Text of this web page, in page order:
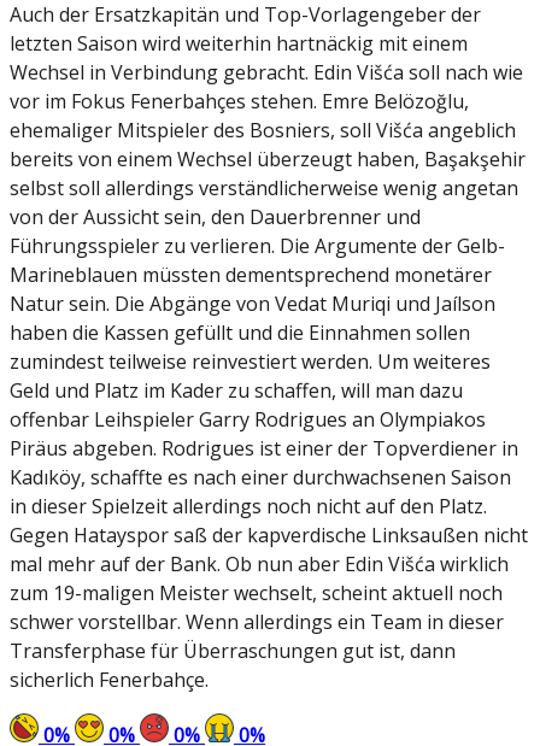
Auch der Ersatzkapitän und Top-Vorlagengeber der
letzten Saison wird weiterhin hartnäckig mit einem
Wechsel in Verbindung gebracht. Edin Višća soll nach wie
vor im Fokus Fenerbahçes stehen. Emre Belözoğlu,
ehemaliger Mitspieler des Bosniers, soll Višća angeblich
bereits von einem Wechsel überzeugt haben, Başakşehir
selbst soll allerdings verständlicherweise wenig angetan
von der Aussicht sein, den Dauerbrenner und
Führungsspieler zu verlieren. Die Argumente der Gelb-
Marineblauen müssten dementsprechend monetärer
Natur sein. Die Abgänge von Vedat Muriqi und Jaílson
haben die Kassen gefüllt und die Einnahmen sollen
zumindest teilweise reinvestiert werden. Um weiteres
Geld und Platz im Kader zu schaffen, will man dazu
offenbar Leihspieler Garry Rodrigues an Olympiakos
Piräus abgeben. Rodrigues ist einer der Topverdiener in
Kadıköy, schaffte es nach einer durchwachsenen Saison
in dieser Spielzeit allerdings noch nicht auf den Platz.
Gegen Hatayspor saß der kapverdische Linksaußen nicht
mal mehr auf der Bank. Ob nun aber Edin Višća wirklich
zum 19-maligen Meister wechselt, scheint aktuell noch
schwer vorstellbar. Wenn allerdings ein Team in dieser
Transferphase für Überraschungen gut ist, dann
sicherlich Fenerbahçe.
0% 0% 0% 0%